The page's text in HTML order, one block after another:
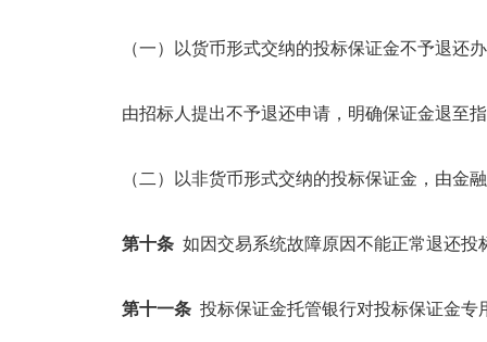
（一）以货币形式交纳的投标保证金不予退还
由招标人提出不予退还申请，明确保证金退至
（二）以非货币形式交纳的投标保证金，由金
第十条 如因交易系统故障原因不能正常退还
第十一条 投标保证金托管银行对投标保证金